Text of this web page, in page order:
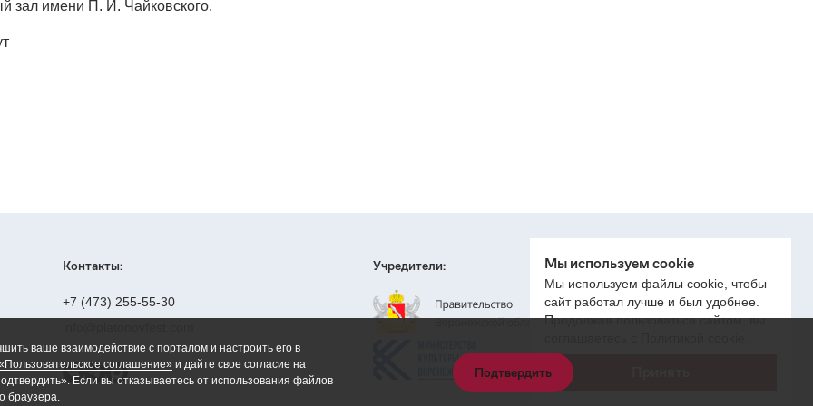
зал имени П. И. Чайковского.
Контакты:
+7 (473) 255-55-30
Учредители:
ваше взаимодействие с порталом и настроить его в
соглашение» и дайте свое согласие на
Если вы отказываетесь от использования файлов
браузера.
Подтвердить
Мы используем cookie
Мы используем файлы cookie, чтобы
сайт работал лучше и был удобнее.
Продолжая пользоваться сайтом, вы